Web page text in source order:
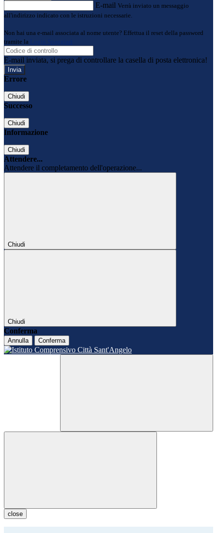
E-mail Verrà inviato un messaggio
all'indirizzo indicato con le istruzioni necessarie.
Non hai una e-mail associata al nome utente? Effettua il reset della password
tramite la
Login Spaggiari
E-mail inviata, si prega di controllare la casella di posta elettronica!
Errore
Chiudi
Successo
Chiudi
Informazione
Chiudi
Attendere...
Attendere il completamento dell'operazione...
Chiudi
Chiudi
Conferma
Annulla Conferma
close